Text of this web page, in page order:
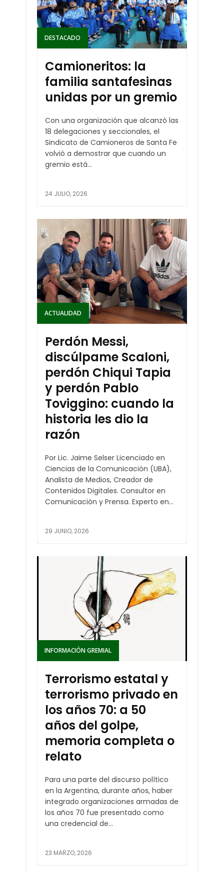
DESTACADO
Camioneritos: la
familia santafesinas
unidas por un gremio
Con una organización que alcanzó las
18 delegaciones y seccionales, el
Sindicato de Camioneros de Santa Fe
volvió a demostrar que cuando un
gremio está...
24 JULIO, 2026
ACTUALIDAD
Perdón Messi,
discúlpame Scaloni,
perdón Chiqui Tapia
y perdón Pablo
Toviggino: cuando la
historia les dio la
razón
Por Lic. Jaime Selser Licenciado en
Ciencias de la Comunicación (UBA),
Analista de Medios, Creador de
Contenidos Digitales. Consultor en
Comunicación y Prensa. Experto en...
29 JUNIO, 2026
INFORMACIÓN GREMIAL
Terrorismo estatal y
terrorismo privado en
los años 70: a 50
años del golpe,
memoria completa o
relato
Para una parte del discurso político
en la Argentina, durante años, haber
integrado organizaciones armadas de
los años 70 fue presentado como
una credencial de...
23 MARZO, 2026